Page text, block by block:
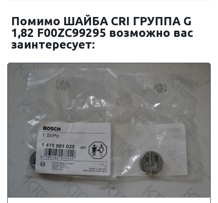
Помимо ШАЙБА CRI ГРУППА G
1,82 F00ZC99295 возможно вас
заинтересует: